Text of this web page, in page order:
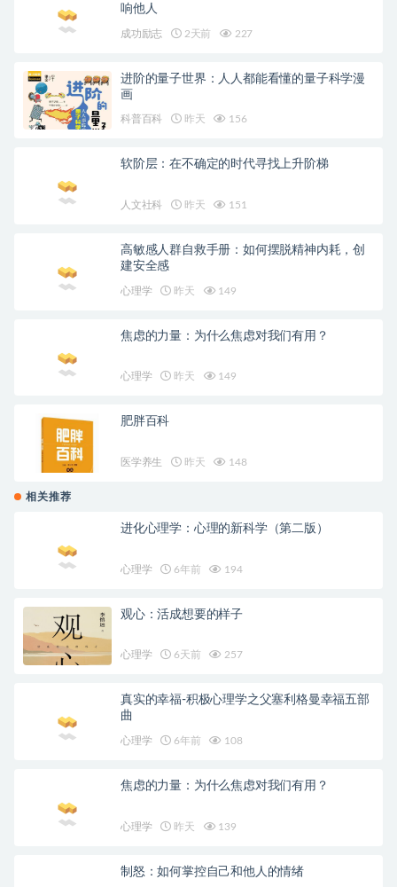
响他人
成功励志 2天前 227
进阶的量子世界：人人都能看懂的量子科学漫
画
科普百科 昨天 156
软阶层：在不确定的时代寻找上升阶梯
人文社科 昨天 151
高敏感人群自救手册：如何摆脱精神内耗，创
建安全感
心理学 昨天 149
焦虑的力量：为什么焦虑对我们有用？
心理学 昨天 149
肥胖百科
医学养生 昨天 148
相关推荐
进化心理学：心理的新科学（第二版）
心理学 6年前 194
观心：活成想要的样子
心理学 6天前 257
真实的幸福-积极心理学之父塞利格曼幸福五部
曲
心理学 6年前 108
焦虑的力量：为什么焦虑对我们有用？
心理学 昨天 139
制怒：如何掌控自己和他人的情绪